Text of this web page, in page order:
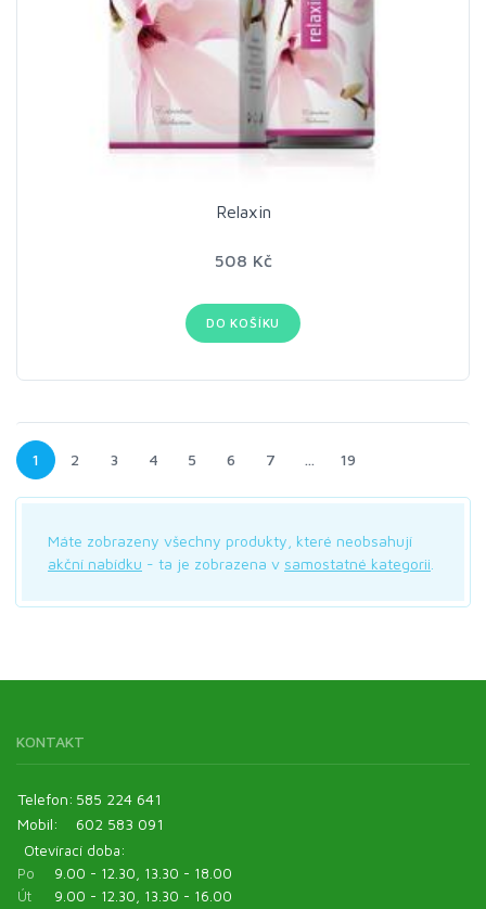
Relaxin
508 Kč
DO KOŠÍKU
1 2 3 4 5 6 7 … 19
Máte zobrazeny všechny produkty, které neobsahují
akční nabídku - ta je zobrazena v samostatné kategorii
KONTAKT
Telefon: 585 224 641
Mobil:
602 583 091
Otevírací doba:
Po
9.00 - 12.30, 13.30 - 18.00
Út
9.00 - 12.30, 13.30 - 16.00